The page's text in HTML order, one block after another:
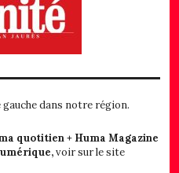
gauche dans notre région.
quotitien + Huma Magazine
voir sur le site